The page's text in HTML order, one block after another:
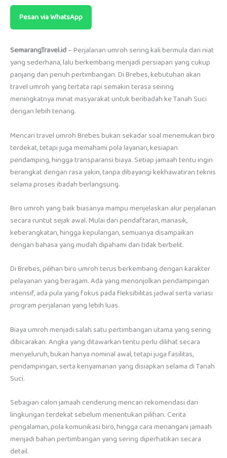
Pesan via WhatsApp
SemarangTravel.id– Perjalanan umroh sering kali bermula dari niat
yang sederhana, lalu berkembang menjadi persiapan yang cukup
panjang dan penuh pertimbangan. Di Brebes, kebutuhan akan
travel umroh yang tertata rapi semakin terasa seiring
meningkatnya minat masyarakat untuk beribadah ke Tanah Suci
dengan lebih tenang.
Mencari travel umroh Brebes bukan sekadar soal menemukan biro
terdekat, tetapi juga memahami pola layanan, kesiapan
pendamping, hingga transparansi biaya. Setiap jamaah tentu ingin
berangkat dengan rasa yakin, tanpa dibayangi kekhawatiran teknis
selama proses ibadah berlangsung.
Biro umroh yang baik biasanya mampu menjelaskan alur perjalanan
secara runtut sejak awal. Mulai dari pendaftaran, manasik,
keberangkatan, hingga kepulangan, semuanya disampaikan
dengan bahasa yang mudah dipahami dan tidak berbelit.
Di Brebes, pilihan biro umroh terus berkembang dengan karakter
pelayanan yang beragam. Ada yang menonjolkan pendampingan
intensif, ada pula yang fokus pada fleksibilitas jadwal serta variasi
program perjalanan yang lebih luas.
Biaya umroh menjadi salah satu pertimbangan utama yang sering
dibicarakan. Angka yang ditawarkan tentu perlu dilihat secara
menyeluruh, bukan hanya nominal awal, tetapi juga fasilitas,
pendampingan, serta kenyamanan yang disiapkan selama di Tanah
Suci.
Sebagian calon jamaah cenderung mencari rekomendasi dari
lingkungan terdekat sebelum menentukan pilihan. Cerita
pengalaman, pola komunikasi biro, hingga cara menangani jamaah
menjadi bahan pertimbangan yang sering diperhatikan secara
detail.